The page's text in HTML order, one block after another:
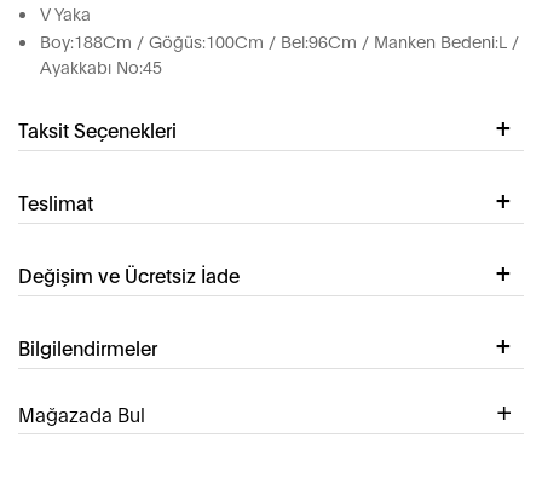
V Yaka
Boy:188Cm / Göğüs:100Cm / Bel:96Cm / Manken Bedeni:L /
Ayakkabı No:45
Taksit Seçenekleri
Teslimat
Değişim ve Ücretsiz İade
Bilgilendirmeler
Mağazada Bul